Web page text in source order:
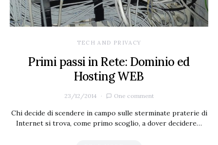
TECH AND PRIVACY
Primi passi in Rete: Dominio ed
Hosting WEB
23/12/2014 One comment
Chi decide di scendere in campo sulle sterminate praterie di
Internet si trova, come primo scoglio, a dover decidere…